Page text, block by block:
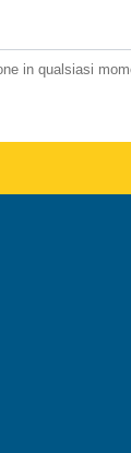
in qualsiasi